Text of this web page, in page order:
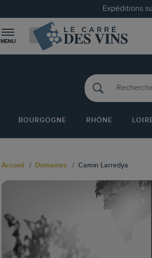
Expéditions
MENU
BOURGOGNE RHÔNE
Accueil Domaines Camin Larredya